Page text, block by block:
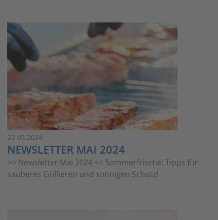
22.05.2024
NEWSLETTER MAI 2024
>> Newsletter Mai 2024 << Sommerfrische: Tipps für
sauberes Grillieren und sonnigen Schutz!